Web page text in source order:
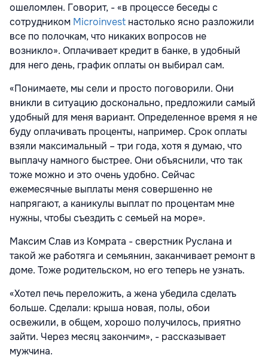
ошеломлен. Говорит, - «в процессе беседы с
сотрудником Microinvest настолько ясно разложили
все по полочкам, что никаких вопросов не
возникло». Оплачивает кредит в банке, в удобный
для него день, график оплаты он выбирал сам.
«Понимаете, мы сели и просто поговорили. Они
вникли в ситуацию досконально, предложили самый
удобный для меня вариант. Определенное время я не
буду оплачивать проценты, например. Срок оплаты
взяли максимальный – три года, хотя я думаю, что
выплачу намного быстрее. Они объяснили, что так
тоже можно и это очень удобно. Сейчас
ежемесячные выплаты меня совершенно не
напрягают, а каникулы выплат по процентам мне
нужны, чтобы съездить с семьей на море».
Максим Слав из Комрата - сверстник Руслана и
такой же работяга и семьянин, заканчивает ремонт в
доме. Тоже родительском, но его теперь не узнать.
«Хотел печь переложить, а жена убедила сделать
больше. Сделали: крыша новая, полы, обои
освежили, в общем, хорошо получилось, приятно
зайти. Через месяц закончим», - рассказывает
мужчина.